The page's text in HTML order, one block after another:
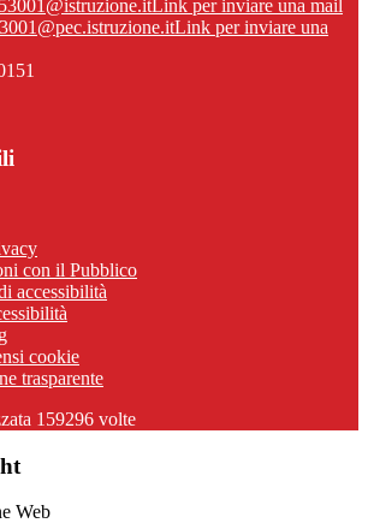
Link per inviare una mail
Link per inviare una
con il Pubblico
accessibilità
cookie
trasparente
159296 volte